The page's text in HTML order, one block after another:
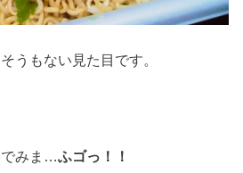
うもない見た目です。
でみま…ふゴっ！！